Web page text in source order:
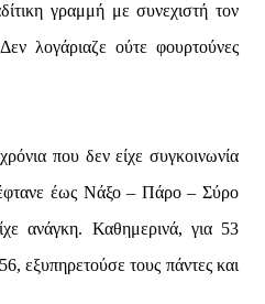
γραμμή με συνεχιστή τον
λογάριαζε ούτε φουρτούνες
που δεν είχε συγκοινωνία
έως Νάξο – Πάρο – Σύρο
ανάγκη. Καθημερινά, για 53
εξυπηρετούσε τους πάντες και